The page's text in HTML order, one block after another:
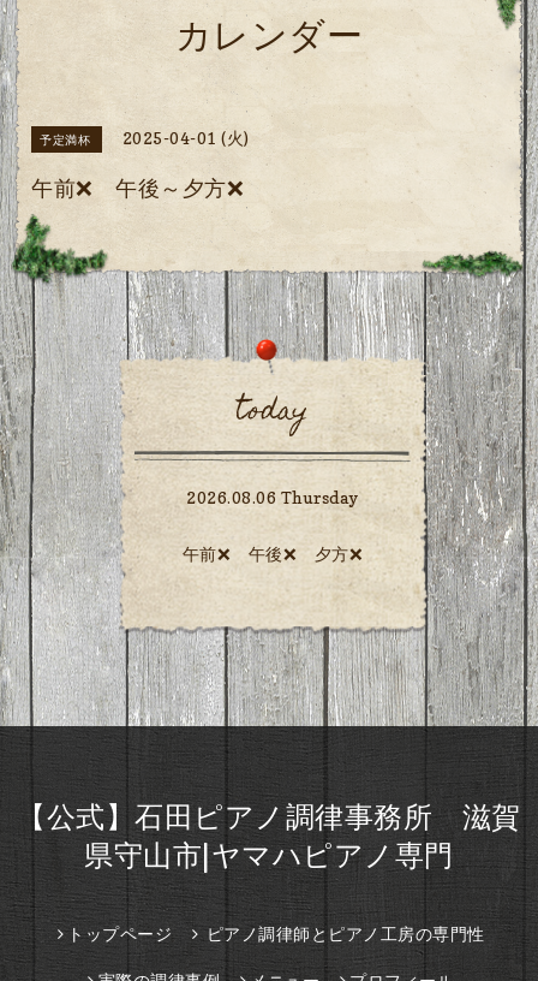
カレンダー
予定満杯 2025-04-01 (火)
午前❌️ 午後～夕方❌️
today
2026.08.06 Thursday
午前❌ 午後❌ 夕方❌️
【公式】石田ピアノ調律事務所 滋賀
県守山市|ヤマハピアノ専門
トップページ ピアノ調律師とピアノ工房の専門性